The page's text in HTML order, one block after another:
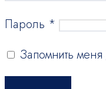
Пароль *
Запомнить меня